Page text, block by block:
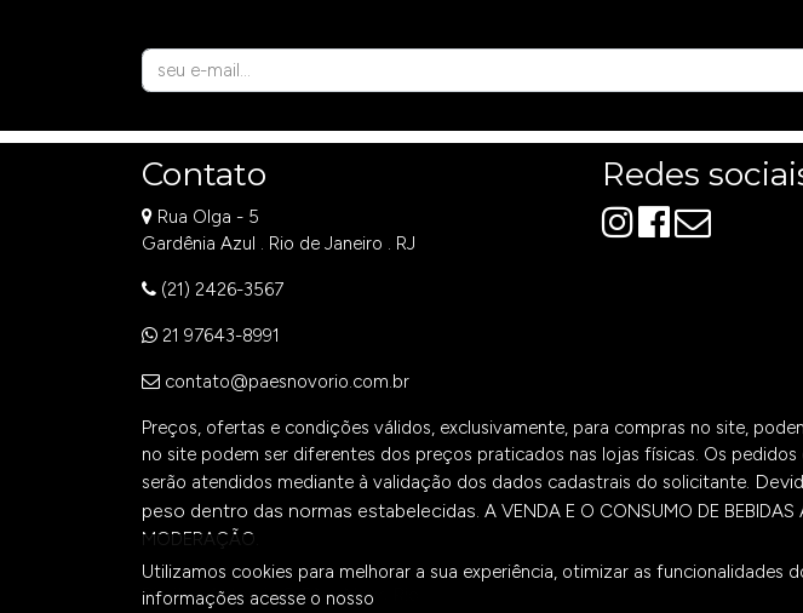
Contato
Rua Olga - 5
Gardênia Azul . Rio de Janeiro . RJ
(21) 2426-3567
21 97643-8991
contato@paesnovorio.com.br
Redes
Preços, ofertas e condições válidos, exclusivamente, para compras no site,
no site podem ser diferentes dos preços praticados nas lojas físicas. Os
serão atendidos mediante à validação dos dados cadastrais do solicitante.
peso dentro das normas estabelecidas. A VENDA E O CONSUMO DE
MODERAÇÃO.
Direitos Autorais © Pães Novo Rio
Utilizamos cookies para melhorar a sua experiência, otimizar as funcionalidades
informações acesse o nosso